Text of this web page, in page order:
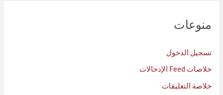
منوعات
تسجيل الدخول
خلاصات Feed الإدخالات
خلاصة التعليقات